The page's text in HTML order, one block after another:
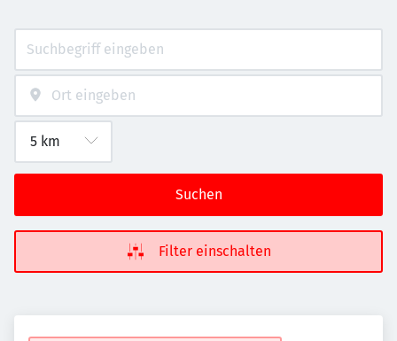
Suchen
Filter einschalten